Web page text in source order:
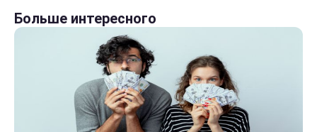
Больше интересного